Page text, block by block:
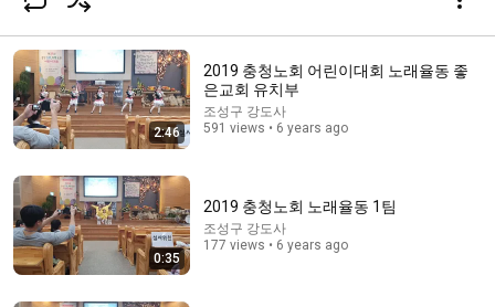
Subscribe
Comments 2
Comment...
2:46
2019 충청노회 어린이대회 노래율동 좋
은교회 유치부
조성구 강도사
591 views • 6 years ago
0:35
2019 충청노회 노래율동 1팀
조성구 강도사
177 views • 6 years ago